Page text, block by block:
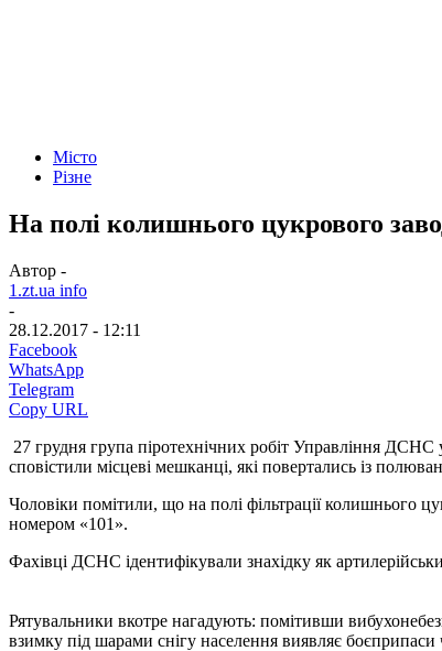
Місто
Різне
На полі колишнього цукрового
Автор -
1.zt.ua info
-
28.12.2017 - 12:11
Facebook
WhatsApp
Telegram
Copy URL
27 грудня група піротехнічних робіт Управління
сповістили місцеві мешканці, які повертались із
Чоловіки помітили, що на полі фільтрації колишнього
номером «101».
Фахівці ДСНС ідентифікували знахідку як
Рятувальники вкотре нагадують: помітивши
взимку під шарами снігу населення виявляє